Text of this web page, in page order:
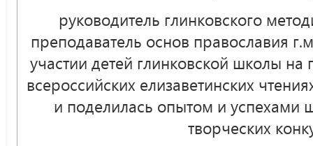
руководитель глинковского
преподаватель основ православия
участии детей глинковской школы
всероссийских елизаветинских
и поделилась опытом и успехами
творческих